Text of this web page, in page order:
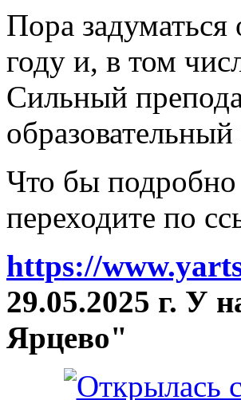
Пора
году и, в том
Сильный
Что бы подробно
переходите по
https://
29.05.2025 г. У
Ярцево"